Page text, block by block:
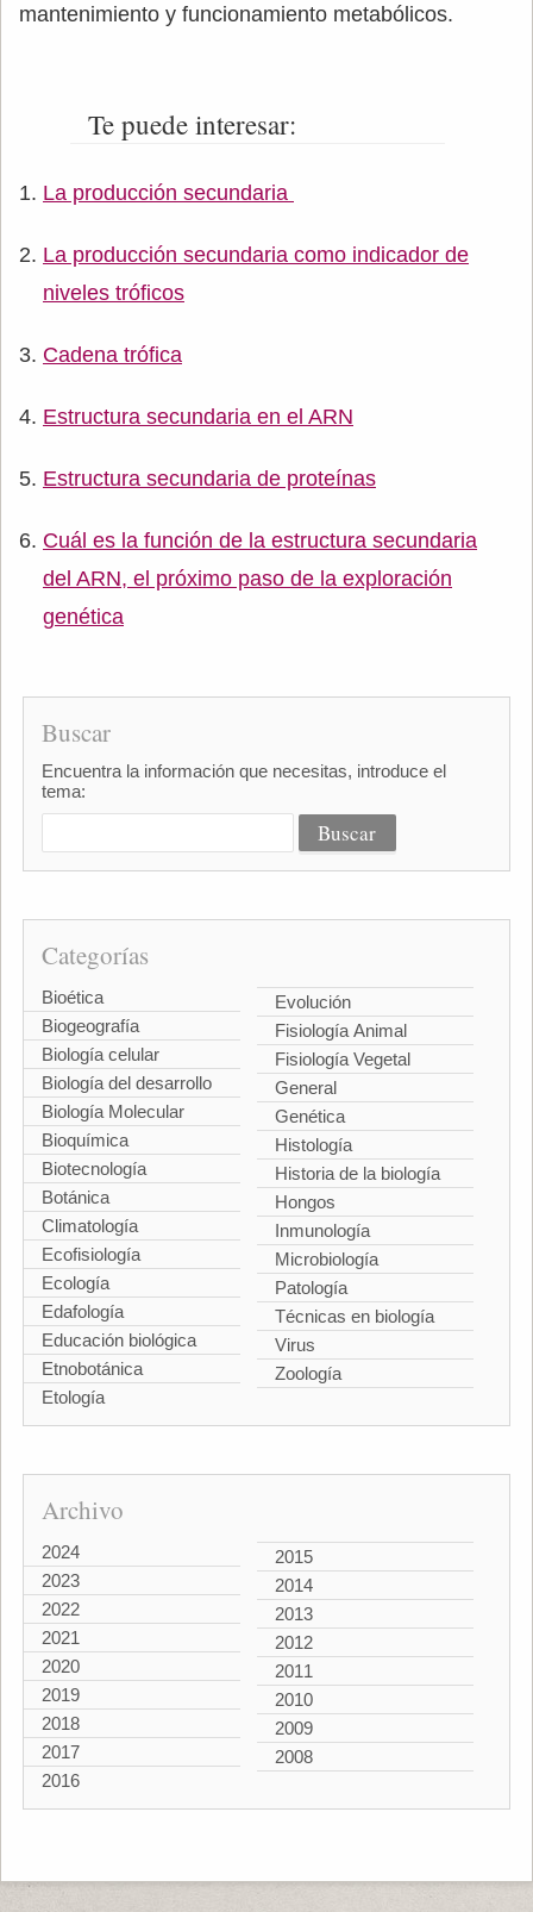
mantenimiento y funcionamiento metabólicos.
Te puede interesar:
La producción secundaria
La producción secundaria como indicador de
niveles tróficos
Cadena trófica
Estructura secundaria en el ARN
Estructura secundaria de proteínas
Cuál es la función de la estructura secundaria
del ARN, el próximo paso de la exploración
genética
Buscar
Encuentra la información que necesitas, introduce el
tema:
Categorías
Bioética
Biogeografía
Biología celular
Biología del desarrollo
Biología Molecular
Bioquímica
Biotecnología
Botánica
Climatología
Ecofisiología
Ecología
Edafología
Educación biológica
Etnobotánica
Etología
Evolución
Fisiología Animal
Fisiología Vegetal
General
Genética
Histología
Historia de la biología
Hongos
Inmunología
Microbiología
Patología
Técnicas en biología
Virus
Zoología
Archivo
2024
2023
2022
2021
2020
2019
2018
2017
2016
2015
2014
2013
2012
2011
2010
2009
2008